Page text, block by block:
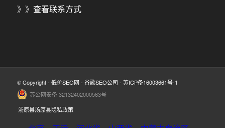
》》 查看联系方式
© Copyright - 低价SEO网 - 谷歌SEO公司 - 苏ICP备16003661号-1
苏公网安备 32132402000563号
汤原县汤原县隐私政策